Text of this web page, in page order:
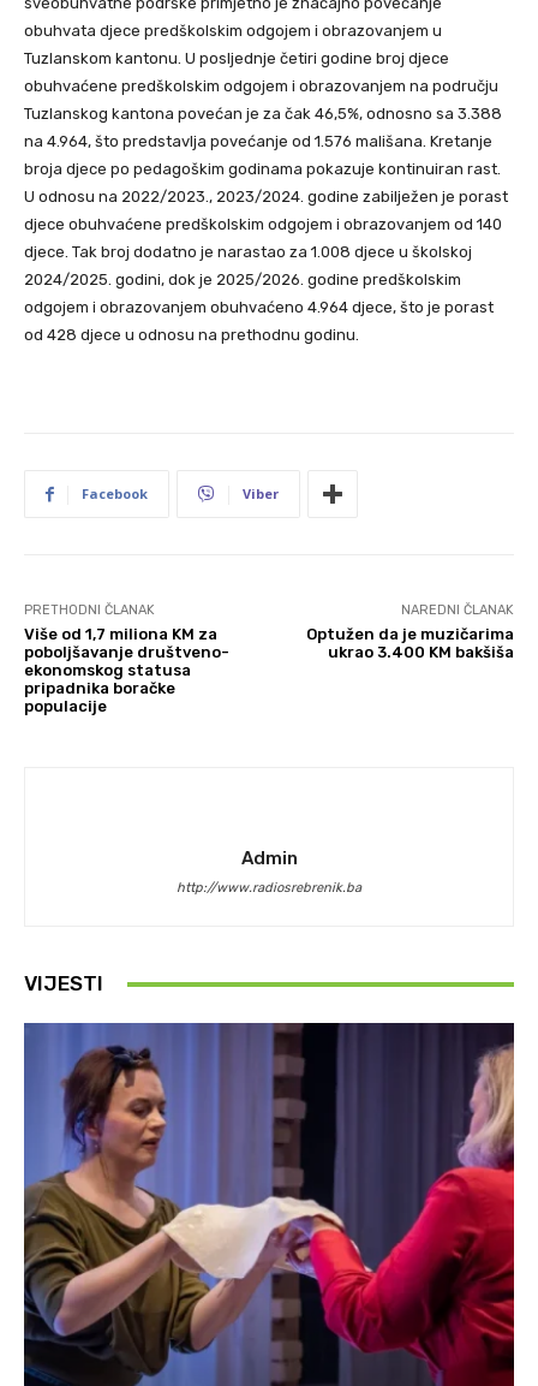
obuhvata djece predškolskim odgojem i obrazovanjem u
Tuzlanskom kantonu. U posljednje četiri godine broj djece
obuhvaćene predškolskim odgojem i obrazovanjem na području
Tuzlanskog kantona povećan je za čak 46,5%, odnosno sa 3.388
na 4.964, što predstavlja povećanje od 1.576 mališana. Kretanje
broja djece po pedagoškim godinama pokazuje kontinuiran rast.
U odnosu na 2022/2023., 2023/2024. godine zabilježen je porast
djece obuhvaćene predškolskim odgojem i obrazovanjem od 140
djece. Tak broj dodatno je narastao za 1.008 djece u školskoj
2024/2025. godini, dok je 2025/2026. godine predškolskim
odgojem i obrazovanjem obuhvaćeno 4.964 djece, što je porast
od 428 djece u odnosu na prethodnu godinu.
Facebook Viber
PRETHODNI ČLANAK
Više od 1,7 miliona KM za
poboljšavanje društveno-
ekonomskog statusa
pripadnika boračke
populacije
NAREDNI ČLANAK
Optužen da je muzičarima
ukrao 3.400 KM bakšiša
Admin
http://www.radiosrebrenik.ba
VIJESTI